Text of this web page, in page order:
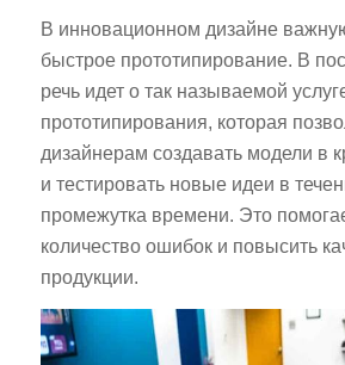
В инновационном дизайне
быстрое прототипирование. В
речь идет о так называемой
прототипирования, которая
дизайнерам создавать модели в
и тестировать новые идеи в
промежутка времени. Это
количество ошибок и повысить
продукции.